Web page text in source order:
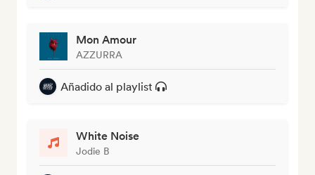
Mon Amour
AZZURRA
Añadido al playlist
White Noise
Jodie B